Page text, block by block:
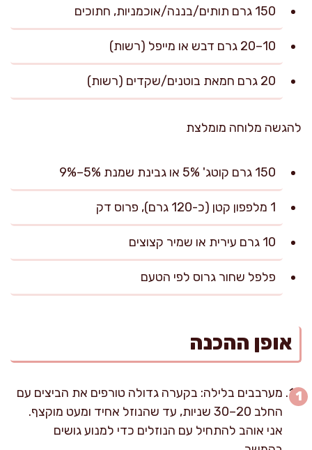
150 גרם תותים/בננה/אוכמניות, חתוכים
10–20 גרם דבש או מייפל (רשות)
20 גרם חמאת בוטנים/שקדים (רשות)
להגשה מלוחה מומלצת
150 גרם קוטג' 5% או גבינת שמנת 5%–9%
1 מלפפון קטן (כ-120 גרם), פרוס דק
10 גרם עירית או שמיר קצוצים
פלפל שחור גרוס לפי הטעם
אופן ההכנה
מערבבים בלילה: בקערה גדולה טורפים את הביצים עם
החלב 20–30 שניות, עד שהנוזל אחיד ומעט מוקצף.
אני אוהב להתחיל עם הנוזלים כדי למנוע גושים